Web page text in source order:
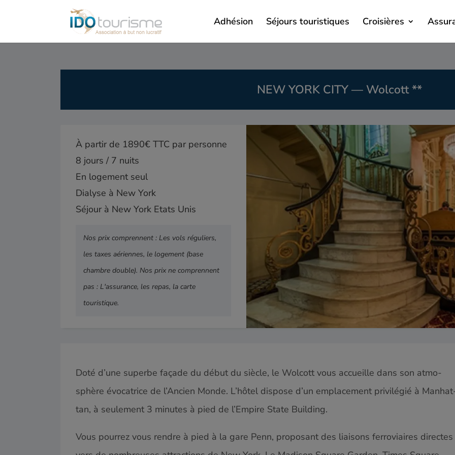
Adhésion Séjours touristiques Croisières
NEW YORK CITY — Wolcott **
À partir de 1890€ TTC par personne
8 jours / 7 nuits
En logement seul
Dialyse à New York
Séjour à New York Etats Unis
Nos prix comprennent : Les vols réguliers,
les taxes aériennes, le logement (base
chambre double). Nos prix ne comprennent
pas : L'assurance, les repas, la carte
touristique.
Doté d’une superbe façade du début du siè­cle, le Wol­cott vous accueille dans son atmo­
sphère évo­ca­trice de l’Ancien Monde. L’hôtel dis­pose d’un emplace­ment priv­ilégié à
tan, à seule­ment 3 min­utes à pied de l’Empire State Building.
Vous pour­rez vous ren­dre à pied à la gare Penn, pro­posant des liaisons fer­rovi­aires directes